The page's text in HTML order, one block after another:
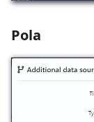
Pola